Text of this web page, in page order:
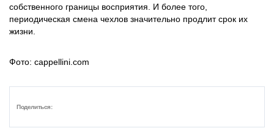
собственного границы восприятия. И более того,
периодическая смена чехлов значительно продлит срок их
жизни.
Фото: cappellini.com
Поделиться: